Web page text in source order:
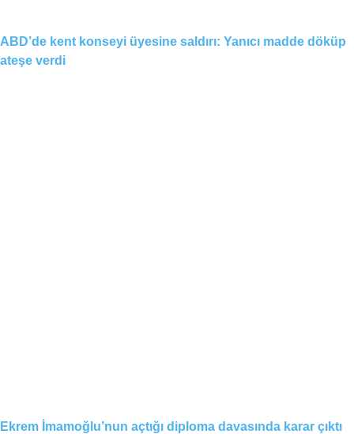
ABD’de kent konseyi üyesine saldırı: Yanıcı madde döküp
ateşe verdi
Ekrem İmamoğlu’nun açtığı diploma davasında karar çıktı